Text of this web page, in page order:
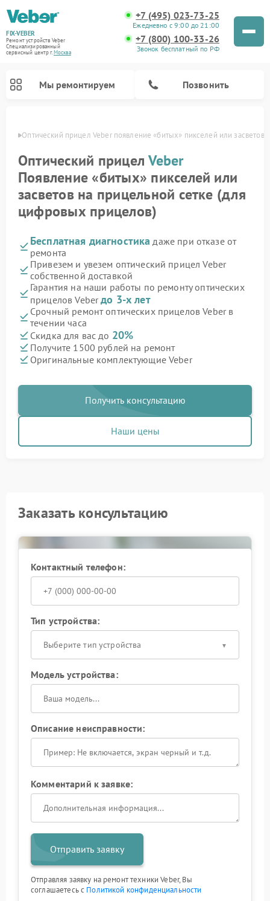
FIX-VEBER
Ремонт устройств Veber
Специализированный
cервисный центр г.Москва
+7 (495) 023-73-25
Ежедневно с 9:00 до 21:00
+7 (800) 100-33-26
Звонок бесплатный по РФ
Мы ремонтируем Позвонить
Оптический прицел Veber появление «битых» пикселей или
Оптический прицелVeber
Появление «битых» пикселей или
засветов на прицельной сетке (для
цифровых прицелов)
Бесплатная диагностика даже при отказе от
ремонта
Привезем и увезем оптический прицел Veber
собственной доставкой
Гарантия на наши работы по ремонту оптических
прицелов Veberдо 3-х лет
Срочный ремонт оптических прицелов Veber в
течении часа
Скидка для вас до 20%
Получите 1500 рублей на ремонт
Оригинальные комплектующие Veber
Получить консультацию
Наши цены
Заказать консультацию
Контактный телефон:
Тип устройства:
Выберите тип устройства
Модель устройства:
Описание неисправности:
Комментарий к заявке:
Отправить заявку
Отправляя заявку на ремонт техники Veber, Вы
соглашаетесь с Политикой конфиденциальности